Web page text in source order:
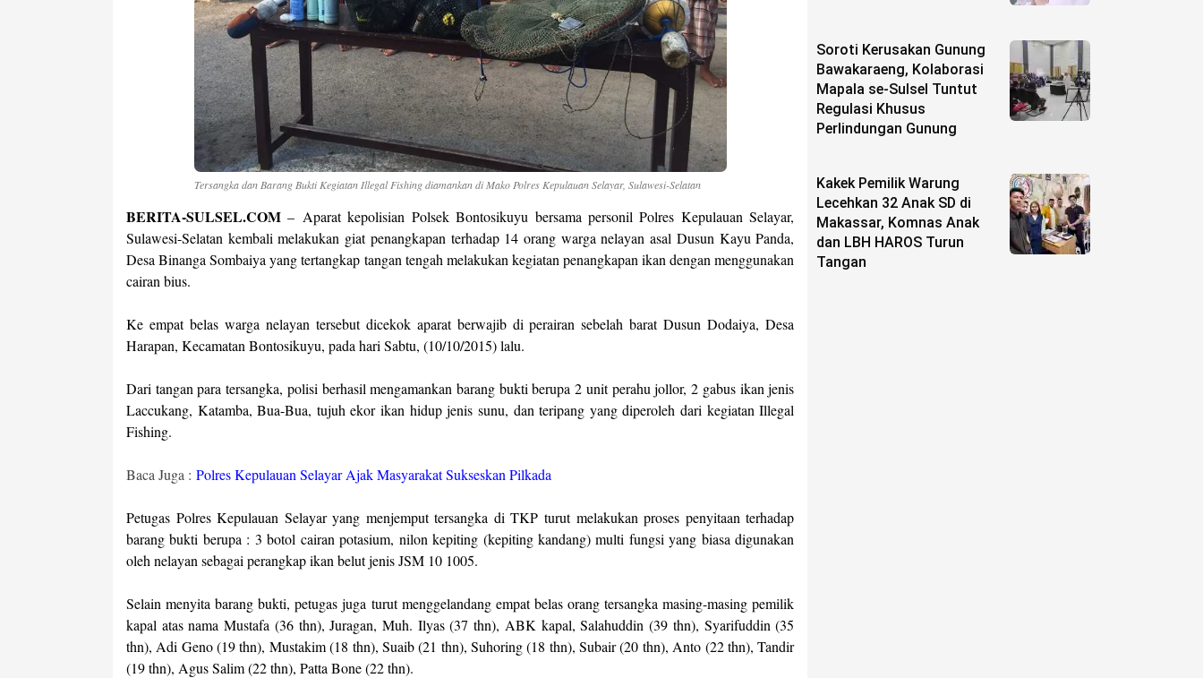
Tersangka dan Barang Bukti Kegiatan Illegal Fishing diamankan di Mako Polres Kepulauan Selayar, Sulawesi-Selatan
BERITA-SULSEL.COM – Aparat kepolisian Polsek Bontosikuyu bersama personil Polres Kepulauan Selayar,
Sulawesi-Selatan kembali melakukan giat penangkapan terhadap 14 orang warga nelayan asal Dusun Kayu Panda,
Desa Binanga Sombaiya yang tertangkap tangan tengah melakukan kegiatan penangkapan ikan dengan menggunakan
cairan bius.
Ke empat belas warga nelayan tersebut dicekok aparat berwajib di perairan sebelah barat Dusun Dodaiya, Desa
Harapan, Kecamatan Bontosikuyu, pada hari Sabtu, (10/10/2015) lalu.
Dari tangan para tersangka, polisi berhasil mengamankan barang bukti berupa 2 unit perahu jollor, 2 gabus ikan jenis
Laccukang, Katamba, Bua-Bua, tujuh ekor ikan hidup jenis sunu, dan teripang yang diperoleh dari kegiatan Illegal
Fishing.
Baca Juga : Polres Kepulauan Selayar Ajak Masyarakat Sukseskan Pilkada
Petugas Polres Kepulauan Selayar yang menjemput tersangka di TKP turut melakukan proses penyitaan terhadap
barang bukti berupa : 3 botol cairan potasium, nilon kepiting (kepiting kandang) multi fungsi yang biasa digunakan
oleh nelayan sebagai perangkap ikan belut jenis JSM 10 1005.
Selain menyita barang bukti, petugas juga turut menggelandang empat belas orang tersangka masing-masing pemilik
kapal atas nama Mustafa (36 thn), Juragan, Muh. Ilyas (37 thn), ABK kapal, Salahuddin (39 thn), Syarifuddin (35
thn), Adi Geno (19 thn), Mustakim (18 thn), Suaib (21 thn), Suhoring (18 thn), Subair (20 thn), Anto (22 thn), Tandir
(19 thn), Agus Salim (22 thn), Patta Bone (22 thn).
Soroti Kerusakan Gunung
Bawakaraeng, Kolaborasi
Mapala se-Sulsel Tuntut
Regulasi Khusus
Perlindungan Gunung
Kakek Pemilik Warung
Lecehkan 32 Anak SD di
Makassar, Komnas Anak
dan LBH HAROS Turun
Tangan